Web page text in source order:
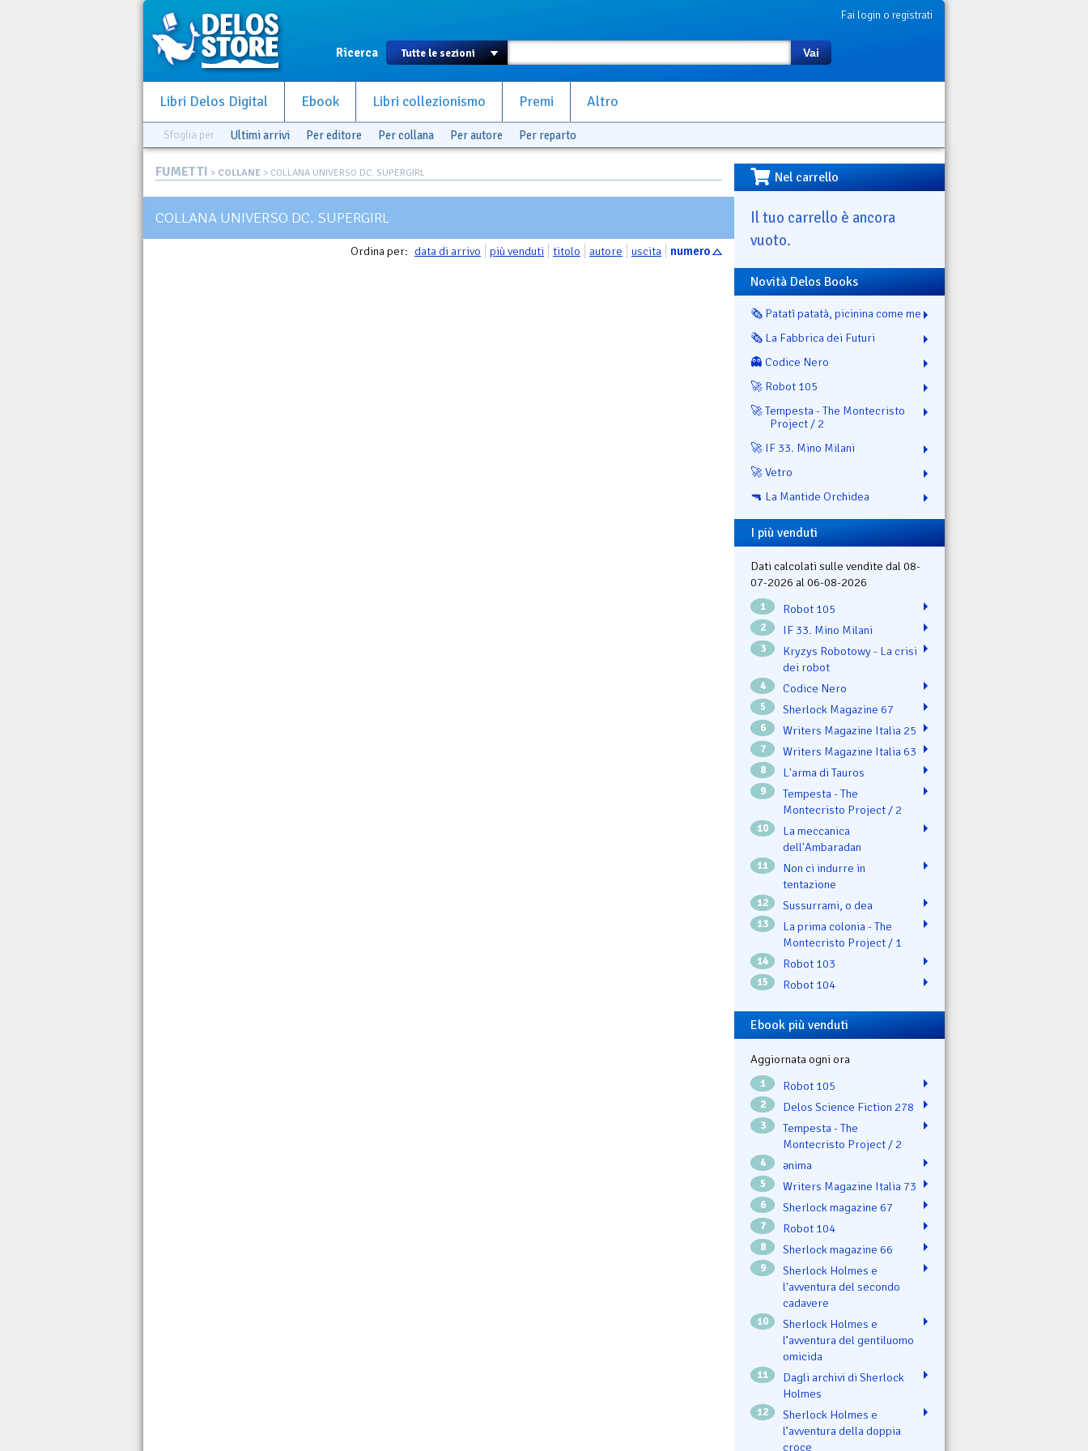
Fai login o registrati
Ricerca Vai
Libri Delos Digital Ebook Libri collezionismo Premi Altro
Sfoglia per Ultimi arrivi Per editore Per collana Per autore Per reparto
FUMETTI > COLLANE > COLLANA UNIVERSO DC. SUPERGIRL
COLLANA UNIVERSO DC. SUPERGIRL
Ordina per: data di arrivo più venduti titolo autore uscita numero
Nel carrello
Il tuo carrello è ancora
vuoto.
Novità Delos Books
🗞️ Patatì patatà, picinina come me
🗞️ La Fabbrica dei Futuri
👻 Codice Nero
🚀 Robot 105
🚀 Tempesta - The Montecristo
Project / 2
🚀 IF 33. Mino Milani
🚀 Vetro
🔫 La Mantide Orchidea
I più venduti
Dati calcolati sulle vendite dal 08-
07-2026 al 06-08-2026
1 Robot 105
2 IF 33. Mino Milani
3
Kryzys Robotowy - La crisi
dei robot
4 Codice Nero
5 Sherlock Magazine 67
6 Writers Magazine Italia 25
7 Writers Magazine Italia 63
8 L'arma di Tauros
9
Tempesta - The
Montecristo Project / 2
10
La meccanica
dell'Ambaradan
11
Non ci indurre in
tentazione
12 Sussurrami, o dea
13
La prima colonia - The
Montecristo Project / 1
14 Robot 103
15 Robot 104
Ebook più venduti
Aggiornata ogni ora
1 Robot 105
2 Delos Science Fiction 278
3
Tempesta - The
Montecristo Project / 2
4 ənima
5 Writers Magazine Italia 73
6 Sherlock magazine 67
7 Robot 104
8 Sherlock magazine 66
9
Sherlock Holmes e
l'avventura del secondo
cadavere
10
Sherlock Holmes e
l’avventura del gentiluomo
omicida
11
Dagli archivi di Sherlock
Holmes
12
Sherlock Holmes e
l’avventura della doppia
croce